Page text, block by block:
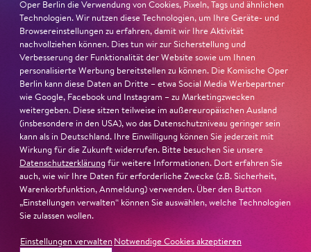
wie die verzweifelte Einsamkeit ihrer Figur.«Jury-
Begründung
Oper Berlin die Verwendung von Cookies, Pixeln, Tags und ähnlichen
Technologien. Wir nutzen diese Technologien, um Ihre Geräte- und
Browsereinstellungen zu erfahren, damit wir Ihre Aktivität
nachvollziehen können. Dies tun wir zur Sicherstellung und
Verbesserung der Funktionalität der Website sowie um Ihnen
personalisierte Werbung bereitstellen zu können. Die Komische Oper
Berlin kann diese Daten an Dritte – etwa Social Media Werbepartner
wie Google, Facebook und Instagram – zu Marketingzwecken
weitergeben. Diese sitzen teilweise im außereuropäischen Ausland
(insbesondere in den USA), wo das Datenschutzniveau geringer sein
kann als in Deutschland. Ihre Einwilligung können Sie jederzeit mit
Wirkung für die Zukunft widerrufen. Bitte besuchen Sie unsere
Datenschutzerklärung für weitere Informationen. Dort erfahren Sie
auch, wie wir Ihre Daten für erforderliche Zwecke (z.B. Sicherheit,
Warenkorbfunktion, Anmeldung) verwenden. Über den Button
„Einstellungen verwalten“ können Sie auswählen, welche Technologien
Sie zulassen wollen.
Einstellungen verwalten Notwendige Cookies akzeptieren